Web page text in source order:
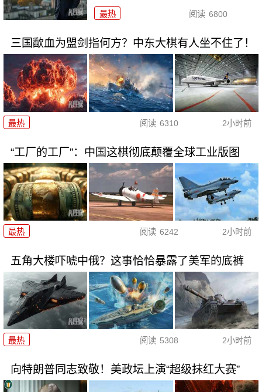
最热 阅读 6800
三国歃血为盟剑指何方？中东大棋有人坐不住了！
最热 阅读 6310 2小时前
“工厂的工厂”：中国这棋彻底颠覆全球工业版图
最热 阅读 6242 2小时前
五角大楼吓唬中俄？这事恰恰暴露了美军的底裤
最热 阅读 5308 2小时前
向特朗普同志致敬！美政坛上演“超级抹红大赛”